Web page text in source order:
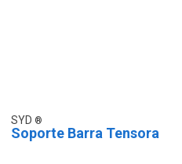
SYD
Soporte Barra Tensora